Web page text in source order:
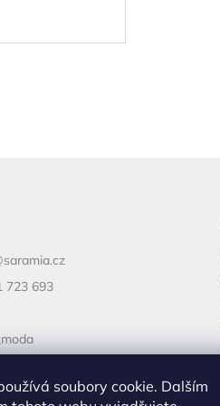
soubory cookie. Dalším
saramia.cz
723 693